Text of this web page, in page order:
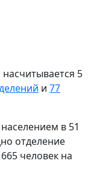
5
и 77
в 51
отделение
человек на